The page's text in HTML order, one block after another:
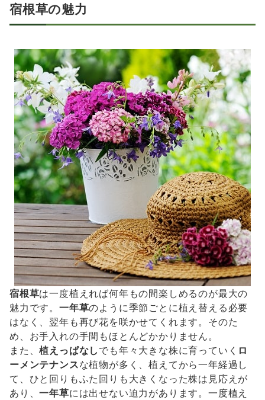
宿根草の魅力
宿根草は一度植えれば何年もの間楽しめるのが最大の
魅力です。 一年草のように季節ごとに植え替える必要
はなく、翌年も再び花を咲かせてくれます。そのた
め、お手入れの手間もほとんどかかりません。
また、植えっぱなし でも年々大きな株に育っていく ロ
ーメンテナンスな植物が多く、植えてから一年経過し
て、ひと回りもふた回りも大きくなった株は見応えが
あり、一年草には出せない迫力があります。一度植え